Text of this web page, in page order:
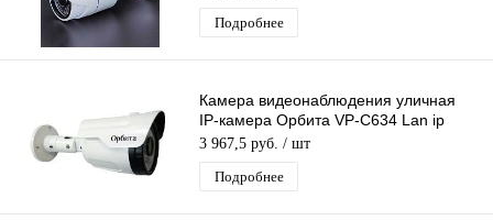
Подробнее
Камера видеонаблюдения уличная
IP-камера Орбита VP-C634 Lan ip
видеокамера 2 Mpix 3,6мм H.264
металл
3 967,5 руб. / шт
Подробнее